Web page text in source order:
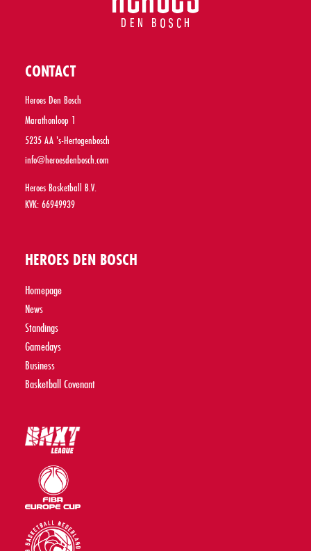
CONTACT
Heroes Den Bosch
Marathonloop 1
5235 AA 's-Hertogenbosch
info@heroesdenbosch.com
Heroes Basketball B.V.
KVK: 66949939
HEROES DEN BOSCH
Homepage
News
Standings
Gamedays
Business
Basketball Covenant